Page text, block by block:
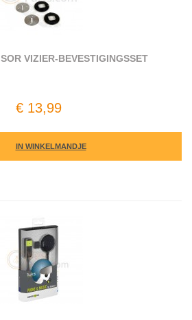
VIZIER-BEVESTIGINGSSET
€ 13,99
IN WINKELMANDJE